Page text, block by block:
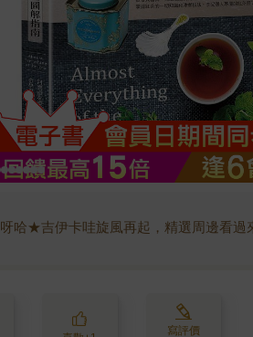
呀哈★吉伊卡哇旋風再起，精選周邊看過
寫評價